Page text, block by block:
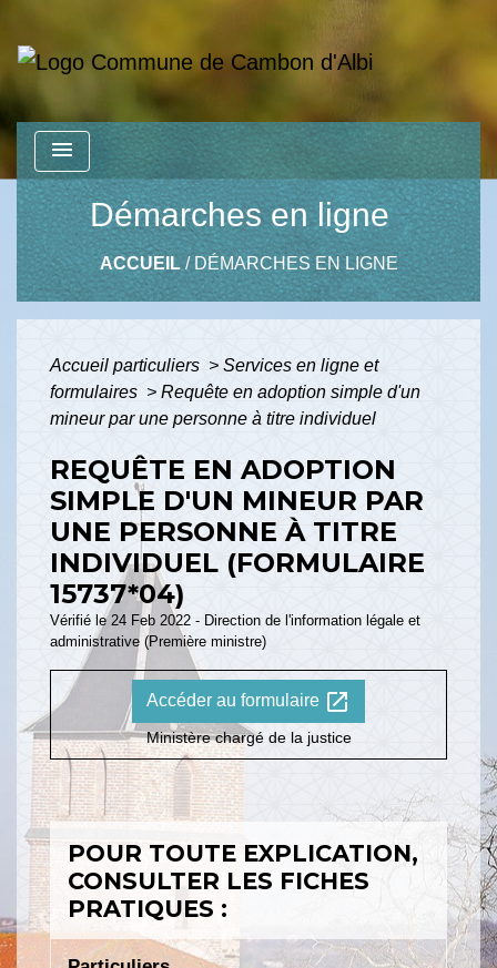
menu
Démarches en ligne
ACCUEIL/DÉMARCHES EN LIGNE
Accueil particuliers > Services en ligne et
formulaires > Requête en adoption simple d'un
mineur par une personne à titre individuel
REQUÊTE EN ADOPTION
SIMPLE D'UN MINEUR PAR
UNE PERSONNE À TITRE
INDIVIDUEL (FORMULAIRE
15737*04)
Vérifié le 24 Feb 2022 - Direction de l'information légale et
administrative (Première ministre)
Accéder au formulaire open_in_new
Ministère chargé de la justice
POUR TOUTE EXPLICATION,
CONSULTER LES FICHES
PRATIQUES :